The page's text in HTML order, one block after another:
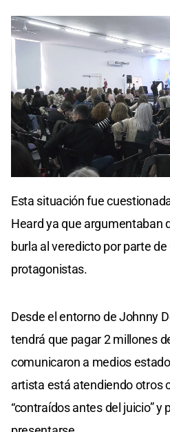
Esta situación fue
Heard ya que argumentaban
burla al veredicto por parte de
protagonistas.
Desde el entorno de Johnny
tendrá que pagar 2 millones
comunicaron a medios
artista está atendiendo otros
“contraídos antes del juicio” y